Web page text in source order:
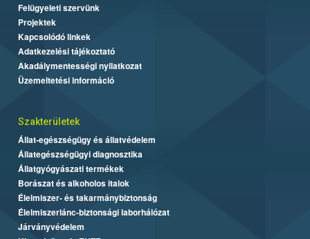
Felügyeleti szervünk
Projektek
Kapcsolódó linkek
Adatkezelési tájékoztató
Akadálymentességi nyilatkozat
Üzemeltetési információ
Szakterületek
Állat-egészségügy és állatvédelem
Állategészségügyi diagnosztika
Állatgyógyászati termékek
Borászat és alkoholos italok
Élelmiszer- és takarmánybiztonság
Élelmiszerlánc-biztonsági laborhálózat
Járványvédelem